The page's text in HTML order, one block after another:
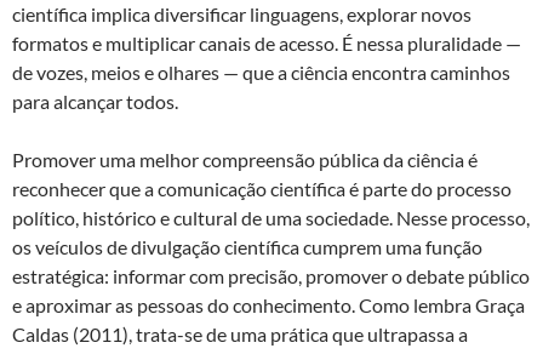
científica implica diversificar linguagens, explorar novos
formatos e multiplicar canais de acesso. É nessa pluralidade —
de vozes, meios e olhares — que a ciência encontra caminhos
para alcançar todos.
Promover uma melhor compreensão pública da ciência é
reconhecer que a comunicação científica é parte do processo
político, histórico e cultural de uma sociedade. Nesse processo,
os veículos de divulgação científica cumprem uma função
estratégica: informar com precisão, promover o debate público
e aproximar as pessoas do conhecimento. Como lembra Graça
Caldas (2011), trata-se de uma prática que ultrapassa a